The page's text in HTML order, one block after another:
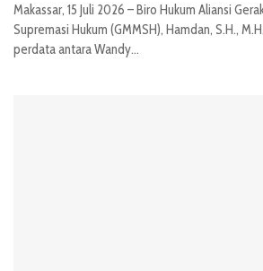
Makassar, 15 Juli 2026 – Biro Hukum Aliansi
Supremasi Hukum (GMMSH), Hamdan, S.H.,
perdata antara Wandy...